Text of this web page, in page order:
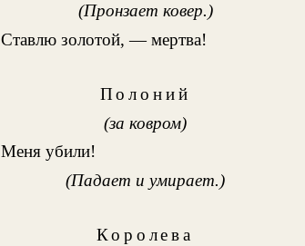
(Пронзает ковер.)
Ставлю золотой, — мертва!
Полоний
(за ковром)
Меня убили!
(Падает и умирает.)
Королева